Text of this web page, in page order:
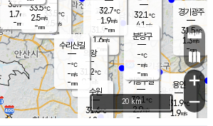
과천
31.9℃
1.6m/s
- mm
용인
31.9℃
1.9m/s
경기광주
31.5℃
1.3m/s
-mm
의왕
31.2℃
0.7m/s
mm
33.5 ℃
2.5 m/s
-mm
33.9℃
1.7m/s
-mm
33.5℃
2.5m/s
-mm
32.1℃
4.1 m/s
-mm
32.7℃
1.9m/s
-mm
기흥구갈
32.1℃
2.9m/s
-
수리산길
-℃
-m/s
-mm
분당구
-℃
-m/s
-mm
수원
31.6℃
4.2 m/s
+
−
20 km